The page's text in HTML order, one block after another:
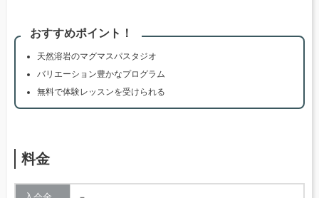
おすすめポイント！
天然溶岩のマグマスパスタジオ
バリエーション豊かなプログラム
無料で体験レッスンを受けられる
料金